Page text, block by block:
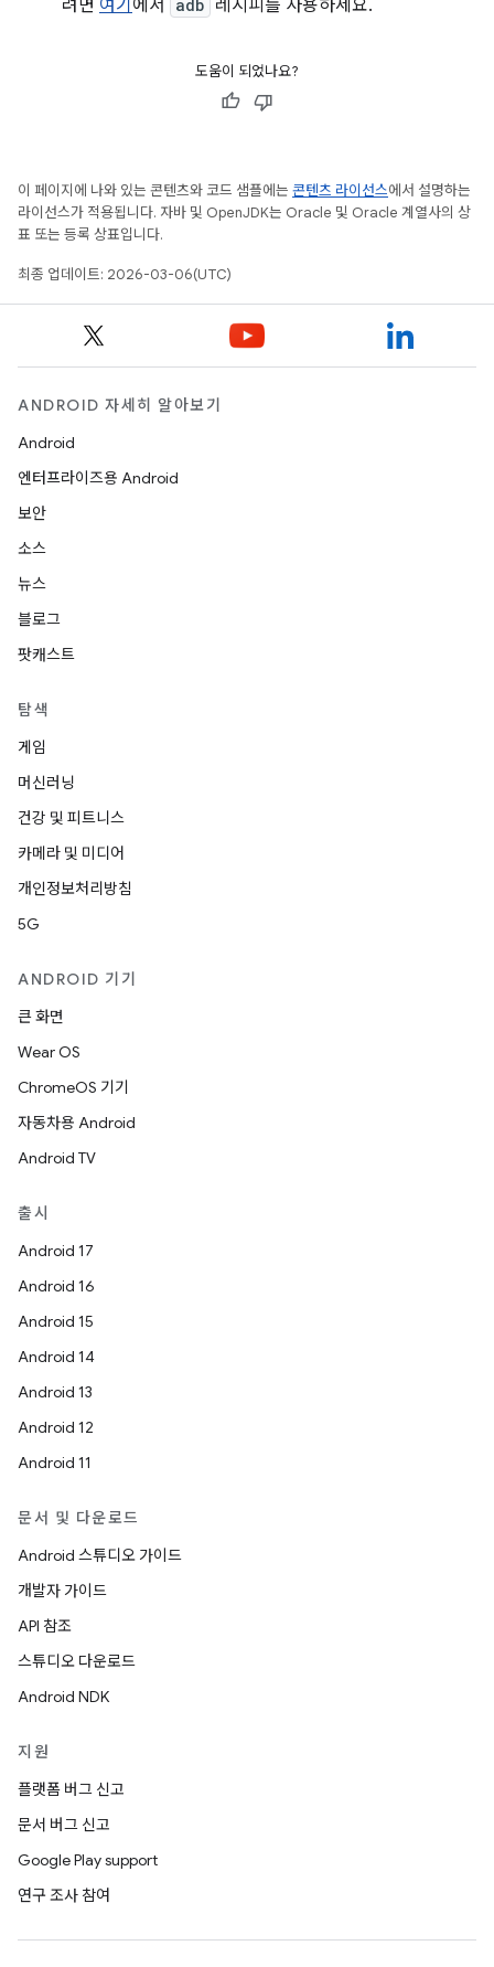
려면 여기 에서 adb 레시피를 사용하세요.
도움이 되었나요?
이 페이지에 나와 있는 콘텐츠와 코드 샘플에는 콘텐츠 라이선스에서 설명하는
라이선스가 적용됩니다. 자바 및 OpenJDK는 Oracle 및 Oracle 계열사의 상
표 또는 등록 상표입니다.
최종 업데이트: 2026-03-06(UTC)
ANDROID 자세히 알아보기
Android
엔터프라이즈용 Android
보안
소스
뉴스
블로그
팟캐스트
탐색
게임
머신러닝
건강 및 피트니스
카메라 및 미디어
개인정보처리방침
5G
ANDROID 기기
큰 화면
Wear OS
ChromeOS 기기
자동차용 Android
Android TV
출시
Android 17
Android 16
Android 15
Android 14
Android 13
Android 12
Android 11
문서 및 다운로드
Android 스튜디오 가이드
개발자 가이드
API 참조
스튜디오 다운로드
Android NDK
지원
플랫폼 버그 신고
문서 버그 신고
Google Play support
연구 조사 참여